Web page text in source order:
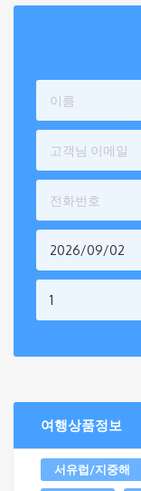
2026/09/02
여행상품정보
서유럽/지중해